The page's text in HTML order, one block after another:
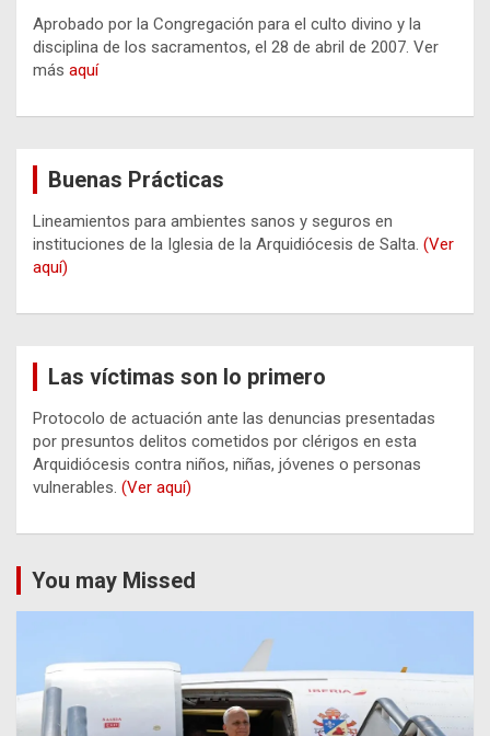
Aprobado por la Congregación para el culto divino y la
disciplina de los sacramentos, el 28 de abril de 2007. Ver
más aquí
Buenas Prácticas
Lineamientos para ambientes sanos y seguros en
instituciones de la Iglesia de la Arquidiócesis de Salta. (Ver
aquí)
Las víctimas son lo primero
Protocolo de actuación ante las denuncias presentadas
por presuntos delitos cometidos por clérigos en esta
Arquidiócesis contra niños, niñas, jóvenes o personas
vulnerables. (Ver aquí)
You may Missed